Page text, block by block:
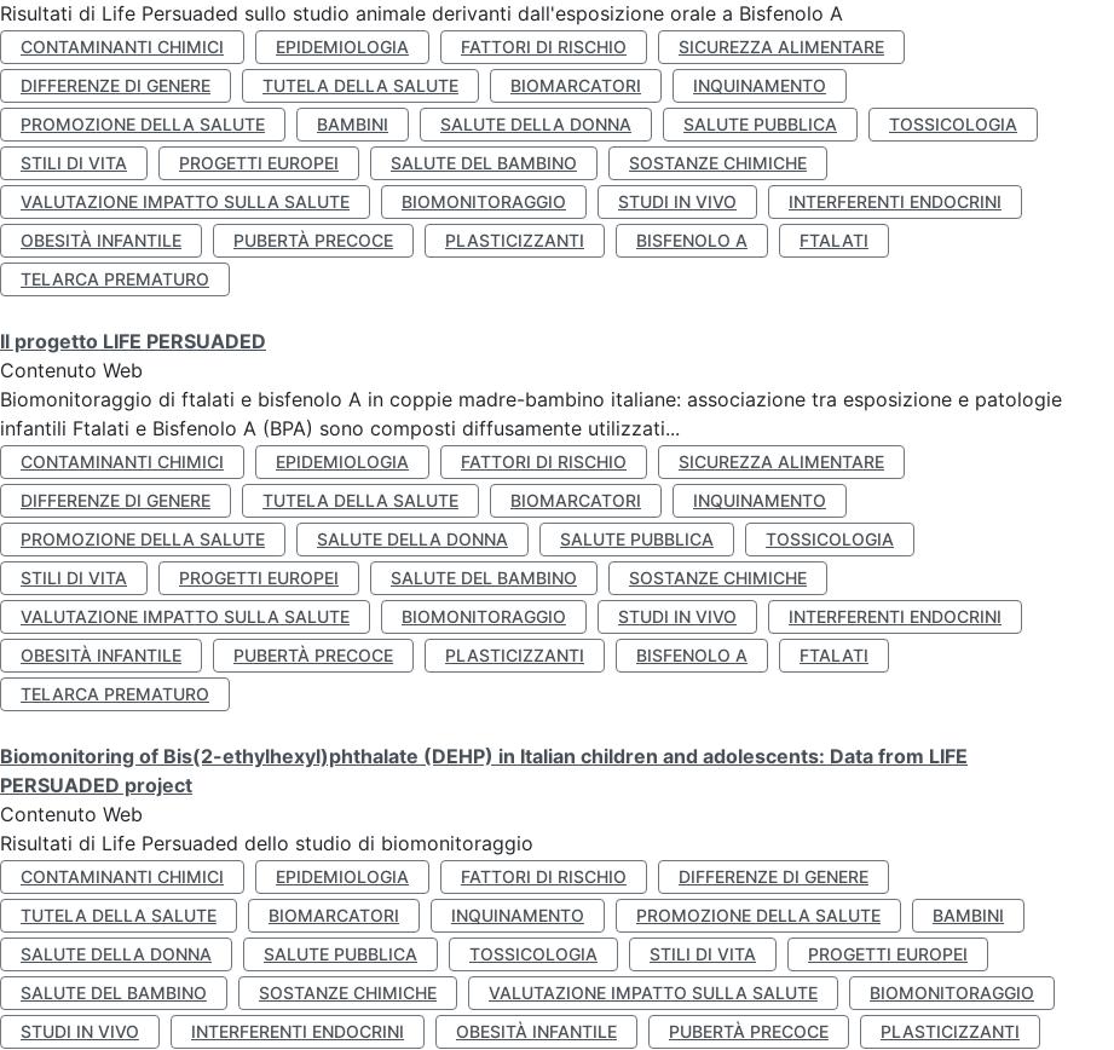
Risultati di Life Persuaded sullo studio animale derivanti dall'esposizione orale a Bisfenolo A
CONTAMINANTI CHIMICI EPIDEMIOLOGIA FATTORI DI RISCHIO
SICUREZZA ALIMENTARE
DIFFERENZE DI GENERE
TUTELA DELLA SALUTE BIOMARCATORI
INQUINAMENTO
PROMOZIONE DELLA SALUTE
BAMBINI SALUTE DELLA DONNA SALUTE PUBBLICA
TOSSICOLOGIA
STILI DI VITA
PROGETTI EUROPEI SALUTE DEL BAMBINO
SOSTANZE CHIMICHE
VALUTAZIONE IMPATTO SULLA SALUTE
BIOMONITORAGGIO STUDI IN VIVO
INTERFERENTI ENDOCRINI
OBESITÀ INFANTILE
PUBERTÀ PRECOCE PLASTICIZZANTI BISFENOLO A
FTALATI
TELARCA PREMATURO
Il progetto LIFE PERSUADED
Contenuto Web
Biomonitoraggio di ftalati e bisfenolo A in coppie madre-bambino italiane: associazione tra esposizione e patologie
infantili Ftalati e Bisfenolo A (BPA) sono composti diffusamente utilizzati...
CONTAMINANTI CHIMICI EPIDEMIOLOGIA FATTORI DI RISCHIO
SICUREZZA ALIMENTARE
DIFFERENZE DI GENERE
TUTELA DELLA SALUTE BIOMARCATORI
INQUINAMENTO
PROMOZIONE DELLA SALUTE
SALUTE DELLA DONNA SALUTE PUBBLICA
TOSSICOLOGIA
STILI DI VITA
PROGETTI EUROPEI SALUTE DEL BAMBINO
SOSTANZE CHIMICHE
VALUTAZIONE IMPATTO SULLA SALUTE
BIOMONITORAGGIO STUDI IN VIVO
INTERFERENTI ENDOCRINI
OBESITÀ INFANTILE
PUBERTÀ PRECOCE PLASTICIZZANTI BISFENOLO A
FTALATI
TELARCA PREMATURO
Biomonitoring of Bis(2-ethylhexyl)phthalate (DEHP) in Italian children and adolescents: Data from LIFE
PERSUADED project
Contenuto Web
Risultati di Life Persuaded dello studio di biomonitoraggio
CONTAMINANTI CHIMICI EPIDEMIOLOGIA FATTORI DI RISCHIO
DIFFERENZE DI GENERE
TUTELA DELLA SALUTE
BIOMARCATORI INQUINAMENTO PROMOZIONE DELLA SALUTE
BAMBINI
SALUTE DELLA DONNA
SALUTE PUBBLICA TOSSICOLOGIA STILI DI VITA
PROGETTI EUROPEI
SALUTE DEL BAMBINO
SOSTANZE CHIMICHE VALUTAZIONE IMPATTO SULLA SALUTE
BIOMONITORAGGIO
STUDI IN VIVO
INTERFERENTI ENDOCRINI OBESITÀ INFANTILE PUBERTÀ PRECOCE
PLASTICIZZANTI